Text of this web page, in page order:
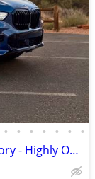
• • • • • • •
2023 BMW X5 M50i - Dealer Service History - Highly Optioned